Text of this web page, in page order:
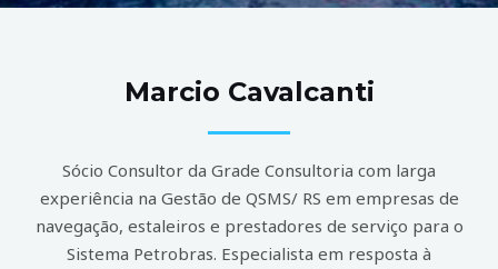
Marcio Cavalcanti
Sócio Consultor da Grade Consultoria com larga
experiência na Gestão de QSMS/ RS em empresas de
navegação, estaleiros e prestadores de serviço para o
Sistema Petrobras. Especialista em resposta à